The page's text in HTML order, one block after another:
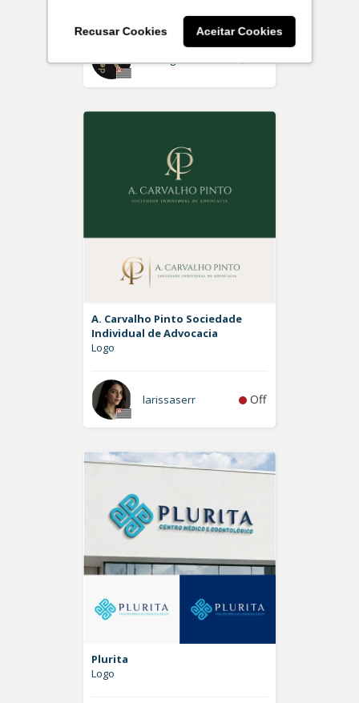
Recusar Cookies Aceitar Cookies
Rdesign SM Off
A. Carvalho Pinto Sociedade
Individual de Advocacia
Logo
larissaserr Off
Plurita
Logo